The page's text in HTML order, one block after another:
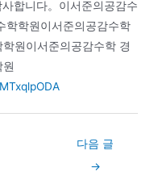
합니다。이서준의공감수
학학원이서준의공감수학
원이서준의공감수학 경
다음 글
→